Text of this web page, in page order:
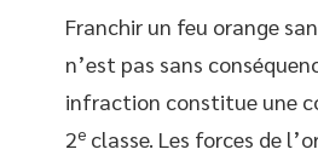
Franchir un feu orange
n’est pas sans
infraction constitue une
2e classe. Les forces de